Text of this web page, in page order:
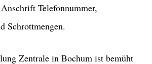
Telefonnummer,
Schrottmengen.
Zentrale in Bochum ist bemüht